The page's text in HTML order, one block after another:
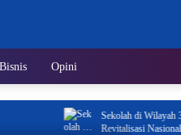
Bisnis Opini
Sekolah di Wilayah 3T
Revitalisasi Nasional